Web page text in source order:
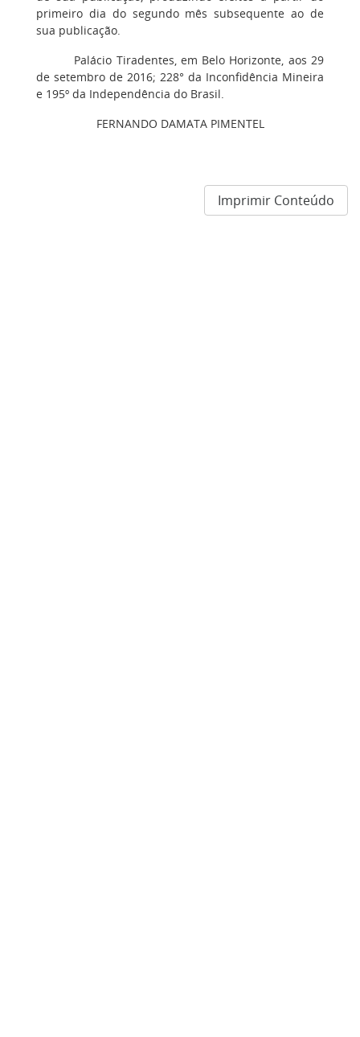
primeiro dia do segundo mês subsequente ao de
sua publicação.
Palácio Tiradentes, em Belo Horizonte, aos 29
de setembro de 2016; 228° da Inconfidência Mineira
e 195º da Independência do Brasil.
FERNANDO DAMATA PIMENTEL
Imprimir Conteúdo